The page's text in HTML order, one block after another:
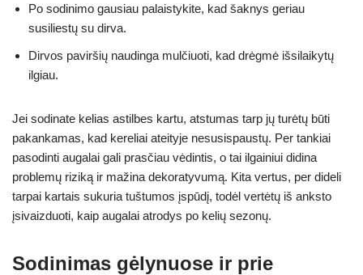
Po sodinimo gausiau palaistykite, kad šaknys geriau
susiliestų su dirva.
Dirvos paviršių naudinga mulčiuoti, kad drėgmė išsilaikytų
ilgiau.
Jei sodinate kelias astilbes kartu, atstumas tarp jų turėtų būti
pakankamas, kad kereliai ateityje nesusispaustų. Per tankiai
pasodinti augalai gali prasčiau vėdintis, o tai ilgainiui didina
problemų riziką ir mažina dekoratyvumą. Kita vertus, per dideli
tarpai kartais sukuria tuštumos įspūdį, todėl vertėtų iš anksto
įsivaizduoti, kaip augalai atrodys po kelių sezonų.
Sodinimas gėlynuose ir prie